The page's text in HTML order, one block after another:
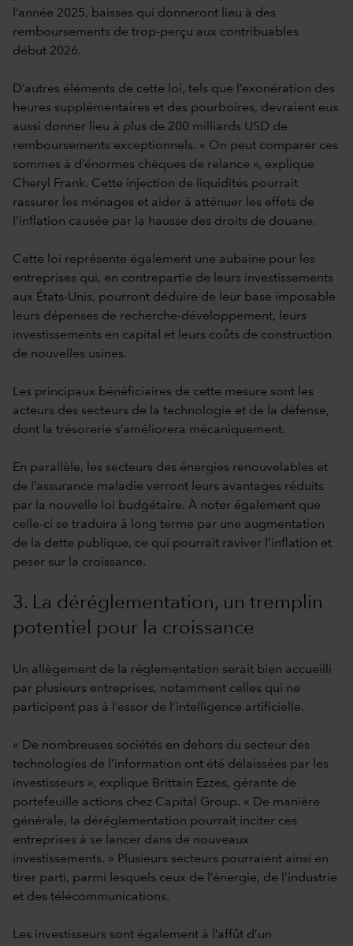
l’année 2025, baisses qui donneront lieu à des
remboursements de trop-perçu aux contribuables
début 2026.
D’autres éléments de cette loi, tels que l’exonération des
heures supplémentaires et des pourboires, devraient eux
aussi donner lieu à plus de 200 milliards USD de
remboursements exceptionnels. « On peut comparer ces
sommes à d’énormes chèques de relance », explique
Cheryl Frank. Cette injection de liquidités pourrait
rassurer les ménages et aider à atténuer les effets de
l’inflation causée par la hausse des droits de douane.
Cette loi représente également une aubaine pour les
entreprises qui, en contrepartie de leurs investissements
aux États-Unis, pourront déduire de leur base imposable
leurs dépenses de recherche-développement, leurs
investissements en capital et leurs coûts de construction
de nouvelles usines.
Les principaux bénéficiaires de cette mesure sont les
acteurs des secteurs de la technologie et de la défense,
dont la trésorerie s’améliorera mécaniquement.
En parallèle, les secteurs des énergies renouvelables et
de l’assurance maladie verront leurs avantages réduits
par la nouvelle loi budgétaire. À noter également que
celle-ci se traduira à long terme par une augmentation
de la dette publique, ce qui pourrait raviver l’inflation et
peser sur la croissance.
3. La déréglementation, un tremplin
potentiel pour la croissance
Un allègement de la réglementation serait bien accueilli
par plusieurs entreprises, notamment celles qui ne
participent pas à l’essor de l’intelligence artificielle.
« De nombreuses sociétés en dehors du secteur des
technologies de l’information ont été délaissées par les
investisseurs », explique Brittain Ezzes, gérante de
portefeuille actions chez Capital Group. « De manière
générale, la déréglementation pourrait inciter ces
entreprises à se lancer dans de nouveaux
investissements. » Plusieurs secteurs pourraient ainsi en
tirer parti, parmi lesquels ceux de l’énergie, de l’industrie
et des télécommunications.
Les investisseurs sont également à l’affût d’un